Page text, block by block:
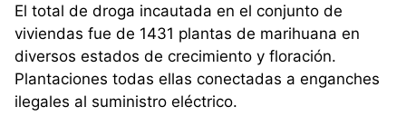
El total de droga incautada en el conjunto de
viviendas fue de 1431 plantas de marihuana en
diversos estados de crecimiento y floración.
Plantaciones todas ellas conectadas a enganches
ilegales al suministro eléctrico.